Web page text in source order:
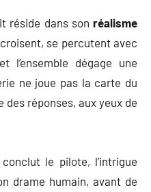
réside dans son réalisme
se percutent avec
l’ensemble dégage une
ne joue pas la carte du
réponses, aux yeux de
le pilote, l’intrigue
drame humain, avant de